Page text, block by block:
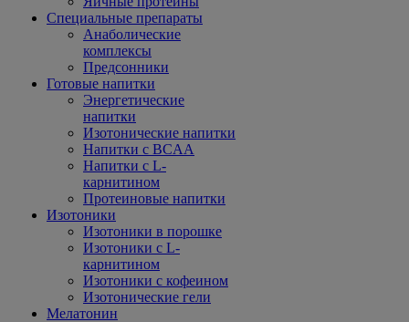
Специальные препараты
Анаболические
комплексы
Предсонники
Готовые напитки
Энергетические
напитки
Изотонические напитки
Напитки с BCAA
Напитки с L-
карнитином
Протеиновые напитки
Изотоники
Изотоники в порошке
Изотоники с L-
карнитином
Изотоники с кофеином
Изотонические гели
Мелатонин